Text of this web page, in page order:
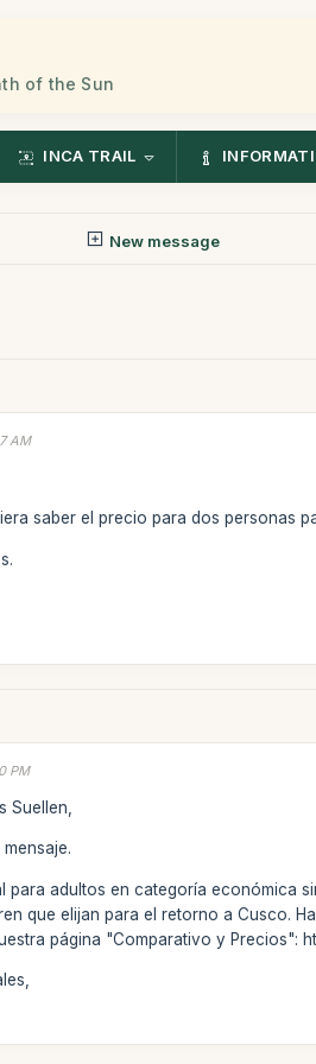
of the Sun
INCA TRAIL
New message
AM
saber el precio para dos personas
PM
Suellen,
para adultos en categoría económica
que elijan para el retorno a Cusco.
página "Comparativo y Precios":